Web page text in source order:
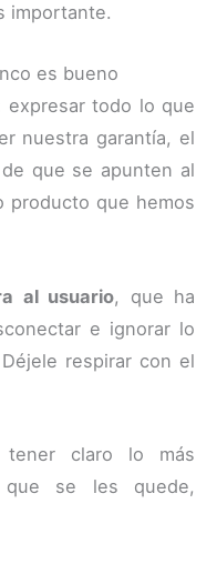
importante.
es bueno
expresar todo lo que
nuestra garantía, el
que se apunten al
producto que hemos
al usuario, que ha
e ignorar lo
respirar con el
tener claro lo más
que se les quede,